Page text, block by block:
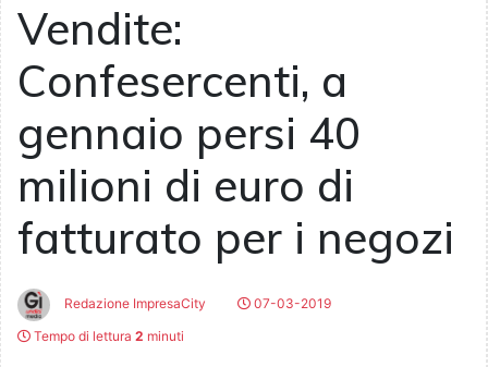
Vendite:
Confesercenti, a
gennaio persi 40
milioni di euro di
fatturato per i negozi
Redazione ImpresaCity
07-03-2019
Tempo di lettura 2 minuti